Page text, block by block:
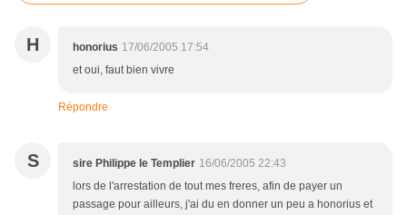
H honorius 17/06/2005 17:54
et oui, faut bien vivre
Répondre
S sire Philippe le Templier 16/06/2005 22:43
lors de l'arrestation de tout mes freres, afin de payer un
passage pour ailleurs, j'ai du en donner un peu a honorius et